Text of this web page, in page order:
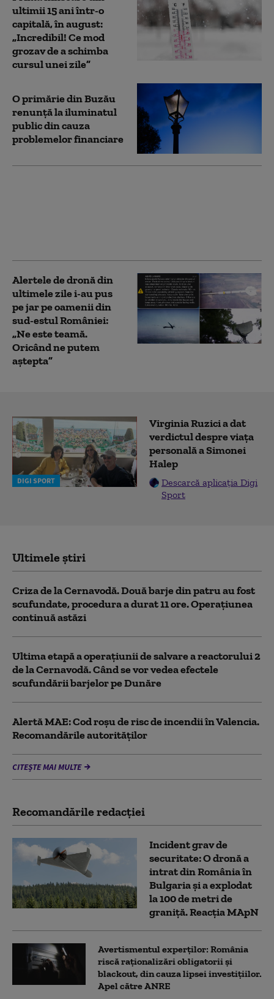
ultimii 15 ani într-o
capitală, în august:
„Incredibil! Ce mod
grozav de a schimba
cursul unei zile”
O primărie din Buzău
renunţă la iluminatul
public din cauza
problemelor financiare
Alertele de dronă din
ultimele zile i-au pus
pe jar pe oamenii din
sud-estul României:
„Ne este teamă.
Oricând ne putem
aștepta”
DIGI SPORT
Virginia Ruzici a dat
verdictul despre viața
personală a Simonei
Halep
Descarcă aplicația Digi
Sport
Ultimele știri
Criza de la Cernavodă. Două barje din patru au fost
scufundate, procedura a durat 11 ore. Operațiunea
continuă astăzi
Ultima etapă a operațiunii de salvare a reactorului 2
de la Cernavodă. Când se vor vedea efectele
scufundării barjelor pe Dunăre
Alertă MAE: Cod roșu de risc de incendii în Valencia.
Recomandările autorităților
CITEȘTE MAI MULTE
Recomandările redacţiei
Incident grav de
securitate: O dronă a
intrat din România în
Bulgaria şi a explodat
la 100 de metri de
graniţă. Reacția MApN
Avertismentul experților: România
riscă raționalizări obligatorii și
blackout, din cauza lipsei investițiilor.
Apel către ANRE